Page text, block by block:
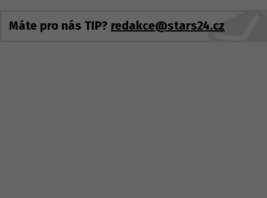
Máte pro nás TIP? redakce@stars24.cz